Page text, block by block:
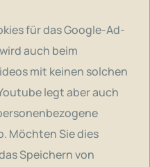
für das Google-Ad-
auch beim
mit keinen solchen
legt aber auch
Möchten Sie dies
Speichern von